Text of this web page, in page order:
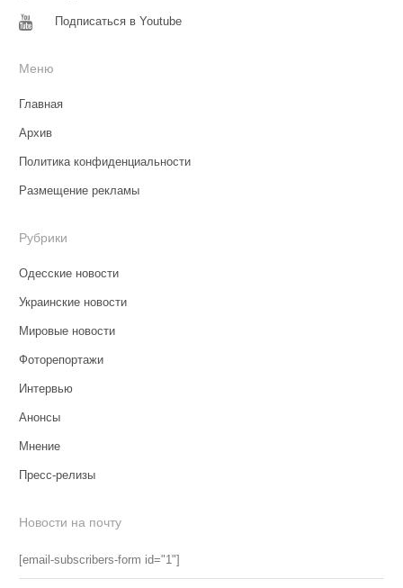
Подписаться в Youtube
Меню
Главная
Архив
Политика конфиденциальности
Размещение рекламы
Рубрики
Одесские новости
Украинские новости
Мировые новости
Фоторепортажи
Интервью
Анонсы
Мнение
Пресс-релизы
Новости на почту
[email-subscribers-form id="1"]